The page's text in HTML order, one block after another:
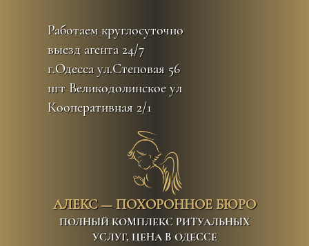
АЛЕКС — ПОХОРОННОЕ БЮРО
ПОЛНЫЙ КОМПЛЕКС РИТУАЛЬНЫХ
УСЛУГ, ЦЕНА В ОДЕССЕ
Работаем круглосуточно
выезд агента 24/7
г.Одесса ул.Степовая 56
пгт Великодолинское ул
Кооперативная 2/1